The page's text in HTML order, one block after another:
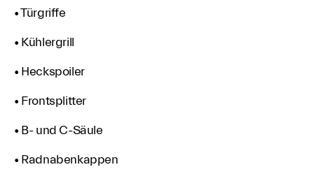
• Türgriffe
• Kühlergrill
• Heckspoiler
• Frontsplitter
• B- und C-Säule
• Radnabenkappen